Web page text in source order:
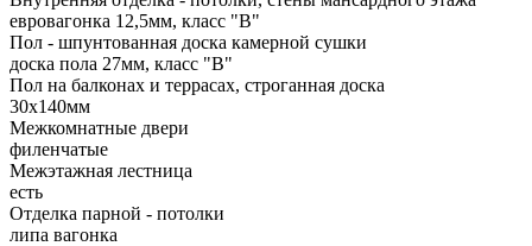
евровагонка 12,5мм, класс "В"
Пол - шпунтованная доска камерной сушки
доска пола 27мм, класс "B"
Пол на балконах и террасах, строганная доска
30х140мм
Межкомнатные двери
филенчатые
Межэтажная лестница
есть
Отделка парной - потолки
липа вагонка